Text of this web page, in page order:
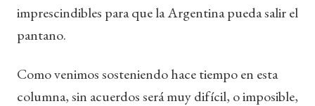
imprescindibles para que la Argentina pueda salir el
pantano.
Como venimos sosteniendo hace tiempo en esta
columna, sin acuerdos será muy difícil, o imposible,